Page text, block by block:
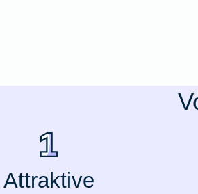
Attraktive